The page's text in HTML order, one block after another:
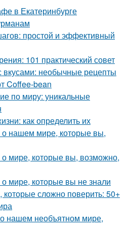
в Екатеринбурге
простой и эффективный
101 практический совет
вкусами: необычные рецепты
Coffee-bean
по миру: уникальные
как определить их
нашем мире, которые вы,
мире, которые вы, возможно,
мире, которые вы не знали
сложно поверить: 50+
нашем необъятном мире,